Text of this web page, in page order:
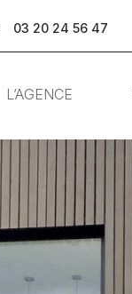
03 20 24 56 47
L’AGENCE